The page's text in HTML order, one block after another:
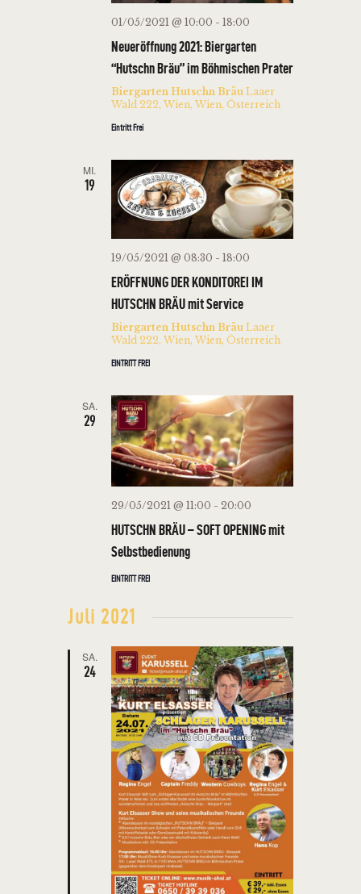
A
L
T
U
E
N
S
U
C
H
E
U
D
A
N
S
I
C
,
N
A
V
I
G
A
I
N
S
I
C
H
V
I
G
A
T
O
01/05/2021 @ 10:00 - 18:00
Neueröffnung 2021: Biergarten
“Hutschn Bräu” im Böhmischen Prater
Biergarten Hutschn Bräu Laaer
Wald 222, Wien, Wien, Österreich
Eintritt Frei
MI.
19
19/05/2021 @ 08:30 - 18:00
ERÖFFNUNG DER KONDITOREI IM
HUTSCHN BRÄU mit Service
Biergarten Hutschn Bräu Laaer
Wald 222, Wien, Wien, Österreich
EINTRITT FREI
SA.
29
29/05/2021 @ 11:00 - 20:00
HUTSCHN BRÄU – SOFT OPENING mit
Selbstbedienung
EINTRITT FREI
Juli 2021
SA.
24